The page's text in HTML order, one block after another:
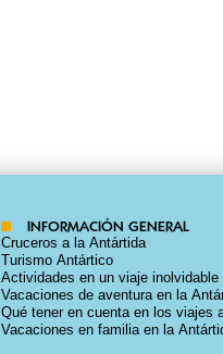
INFORMACIÓN GENERAL
Cruceros a la Antártida
Turismo Antártico
Actividades en un viaje inolvidable
Vacaciones de aventura en la
Qué tener en cuenta en los viajes
Vacaciones en familia en la